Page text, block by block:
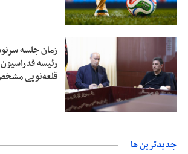
زمان جلسه
رئیسه
قلعه‌نویی
جديدترين ها